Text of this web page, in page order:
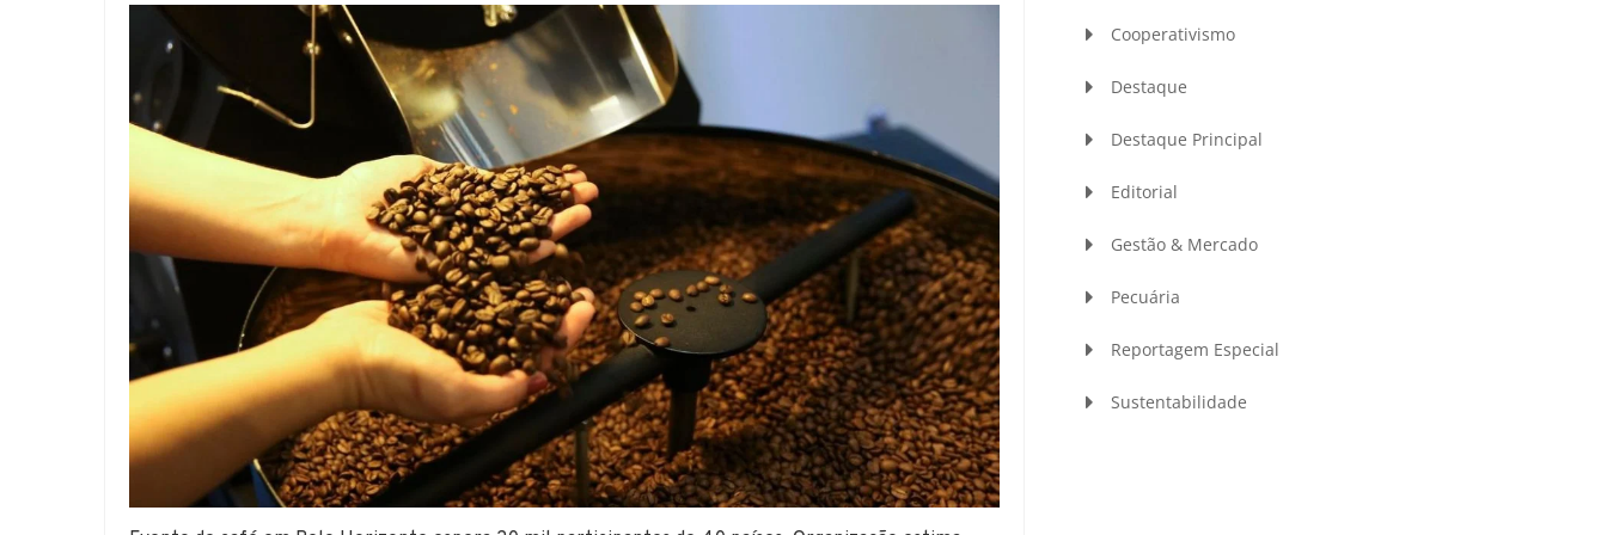
Cooperativismo
Destaque
Destaque Principal
Editorial
Gestão & Mercado
Pecuária
Reportagem Especial
Sustentabilidade